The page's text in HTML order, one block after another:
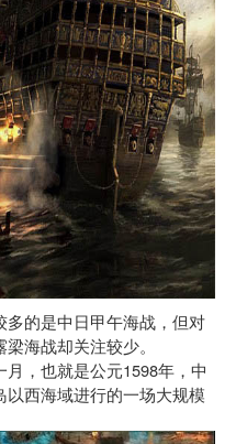
多的是中日甲午海战，但对
海战却关注较少。
月，也就是公元1598年，中
西海域进行的一场大规模